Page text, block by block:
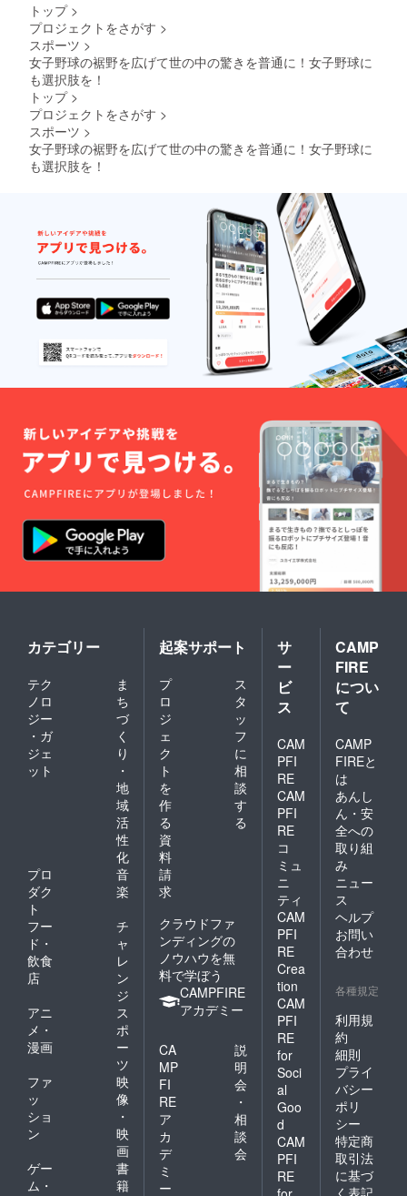
トップ >
プロジェクトをさがす >
スポーツ >
女子野球の裾野を広げて世の中の驚きを普通に！女子野球に
も選択肢を！
トップ >
プロジェクトをさがす >
スポーツ >
女子野球の裾野を広げて世の中の驚きを普通に！女子野球に
も選択肢を！
カテゴリー
テク
ノロ
ジー
・ガ
ジェ
ット
ま
ち
づ
く
り
・
地
域
活
性
化
プロ
ダク
ト
音
楽
フー
ド・
飲食
店
チ
ャ
レ
ン
ジ
アニ
メ・
漫画
ス
ポ
ー
ツ
ファ
ッ
ショ
ン
映
像
・
映
画
ゲー
ム・
書
籍
起案サポート
プ
ロ
ジ
ェ
ク
ト
を
作
る
ス
タ
ッ
フ
に
相
談
す
る
資
料
請
求
クラウドファ
ンディングの
ノウハウを無
料で学ぼう
CAMPFIRE
アカデミー
CA
MP
FI
RE
ア
カ
デ
ミ
ー
説
明
会
・
相
談
会
サ
ー
ビ
ス
CAM
PFI
RE
CAM
PFI
RE
コ
ミュ
ニ
ティ
CAM
PFI
RE
Crea
tion
CAM
PFI
RE
for
Soci
al
Goo
d
CAM
PFI
RE
CAMP
FIRE
につい
て
CAMP
FIREと
は
あんし
ん・安
全への
取り組
み
ニュー
ス
ヘルプ
お問い
合わせ
各種規定
利用規
約
細則
プライ
バシー
ポリ
シー
特定商
取引法
に基づ
く表記